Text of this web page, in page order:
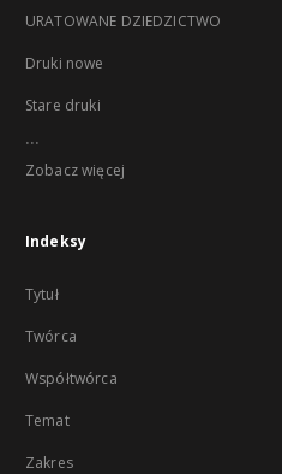
URATOWANE DZIEDZICTWO
Druki nowe
Stare druki
...
Zobacz więcej
Indeksy
Tytuł
Twórca
Współtwórca
Temat
Zakres